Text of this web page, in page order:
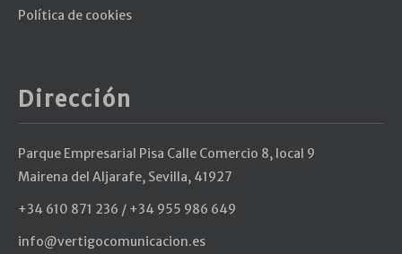
Política de cookies
Dirección
Parque Empresarial Pisa Calle Comercio 8, local 9
Mairena del Aljarafe, Sevilla, 41927
+34 610 871 236 / +34 955 986 649
info@vertigocomunicacion.es